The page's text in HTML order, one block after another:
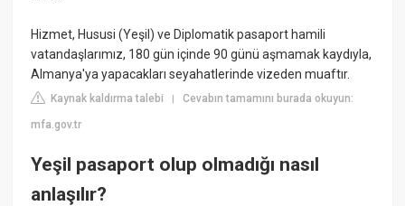
Hizmet, Hususi (Yeşil) ve Diplomatik pasaport hamili
vatandaşlarımız, 180 gün içinde 90 günü aşmamak kaydıyla,
Almanya'ya yapacakları seyahatlerinde vizeden muaftır.
Kaynak kaldırma talebi |Cevabın tamamını burada okuyun:
mfa.gov.tr
Yeşil pasaport olup olmadığı nasıl
anlaşılır?